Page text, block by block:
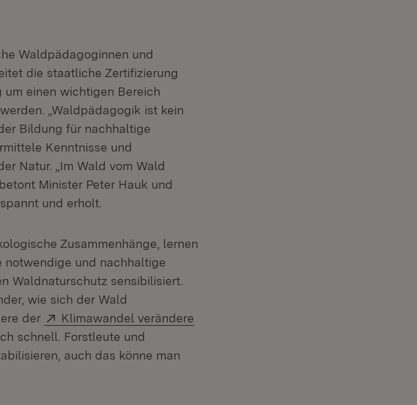
Waldpädagoginnen und
in neuem Fenster)
die staatliche Zertifizierung
einen wichtigen Bereich
„Waldpädagogik ist kein
Bildung für nachhaltige
Kenntnisse und
Natur. „Im Wald vom Wald
Minister Peter Hauk und
und erholt.
Zusammenhänge, lernen
notwendige und nachhaltige
Waldnaturschutz sensibilisiert.
wie sich der Wald
der
Extern:
Klimawandel verändere
schnell. Forstleute und
auch das könne man